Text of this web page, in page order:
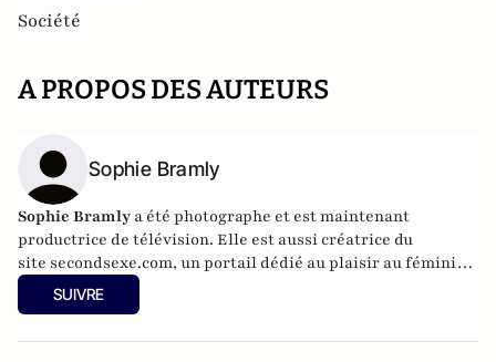
Société
A PROPOS DES AUTEURS
Sophie Bramly
Sophie Bramly a été photographe et est maintenant
productrice de télévision. Elle est aussi créatrice du
site secondsexe.com, un portail dédié au plaisir au féminin.
Elle a publié avec le Professeur François Olivennes
que les femmes ont toujours voulu savoir sur le sexe et enfin
SUIVRE